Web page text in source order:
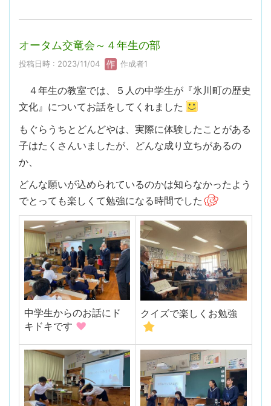
オータム交竜会～４年生の部
投稿日時 : 2023/11/04 作成者1
４年生の教室では、５人の中学生が『氷川町の歴史
文化』についてお話をしてくれました
もぐらうちとどんどやは、実際に体験したことがある
子はたくさんいましたが、どんな成り立ちがあるの
か、
どんな願いが込められているのかは知らなかったよう
でとっても楽しくて勉強になる時間でした
中学生からのお話にド
キドキです
クイズで楽しくお勉強